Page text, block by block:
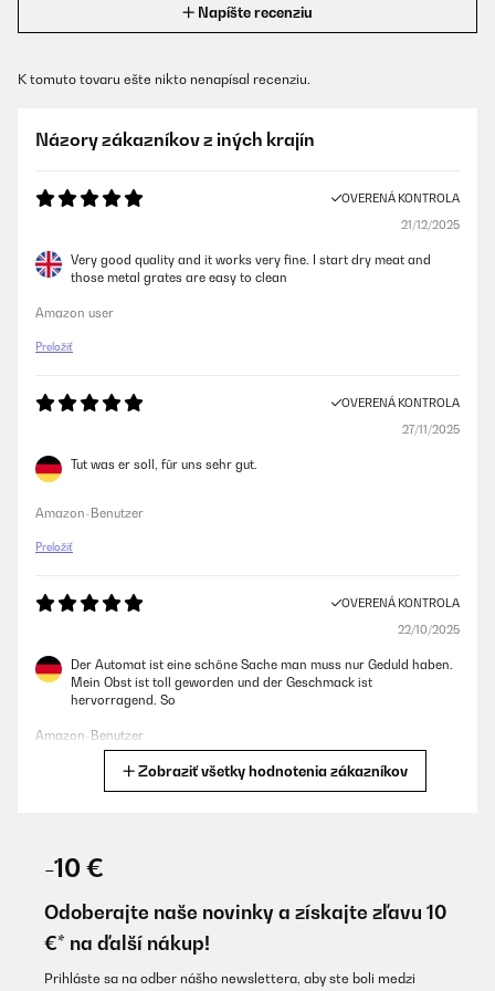
Napíšte recenziu
K tomuto tovaru ešte nikto nenapísal recenziu.
Názory zákazníkov z iných krajín
OVERENÁ KONTROLA
21/12/2025
Very good quality and it works very fine. I start dry meat and
those metal grates are easy to clean
Amazon user
Preložiť
OVERENÁ KONTROLA
27/11/2025
Tut was er soll, für uns sehr gut.
Amazon-Benutzer
Preložiť
OVERENÁ KONTROLA
22/10/2025
Der Automat ist eine schöne Sache man muss nur Geduld haben.
Mein Obst ist toll geworden und der Geschmack ist
hervorragend. So
Amazon-Benutzer
ich diesmal (zunächst) die Zwetschgen und Trauben mit dem
Gerät getrocknet. Der Geschmack ist köstlich und ich freue mich
schon, den nächsten Christstollen mit eigenen Rosinen zu
backen. Die Pflaumen bereichern mein Müsli etc.Die Tomaten
wurden getrocknet und anschließend in gutem Olivenöl mit
Zobraziť všetky hodnotenia zákazníkov
-10 €
Odoberajte naše novinky a získajte zľavu 10
€* na ďalší nákup!
Prihláste sa na odber nášho newslettera, aby ste boli medzi